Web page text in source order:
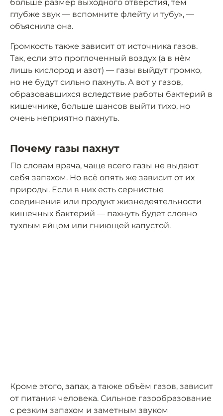
больше размер выходного отверстия, тем
глубже звук — вспомните флейту и тубу», —
объяснила она.
Громкость также зависит от источника газов.
Так, если это проглоченный воздух (а в нём
лишь кислород и азот) — газы выйдут громко,
но не будут сильно пахнуть. А вот у газов,
образовавшихся вследствие работы бактерий в
кишечнике, больше шансов выйти тихо, но
очень неприятно пахнуть.
Почему газы пахнут
По словам врача, чаще всего газы не выдают
себя запахом. Но всё опять же зависит от их
природы. Если в них есть сернистые
соединения или продукт жизнедеятельности
кишечных бактерий — пахнуть будет словно
тухлым яйцом или гниющей капустой.
Кроме этого, запах, а также объём газов, зависит
от питания человека. Сильное газообразование
с резким запахом и заметным звуком